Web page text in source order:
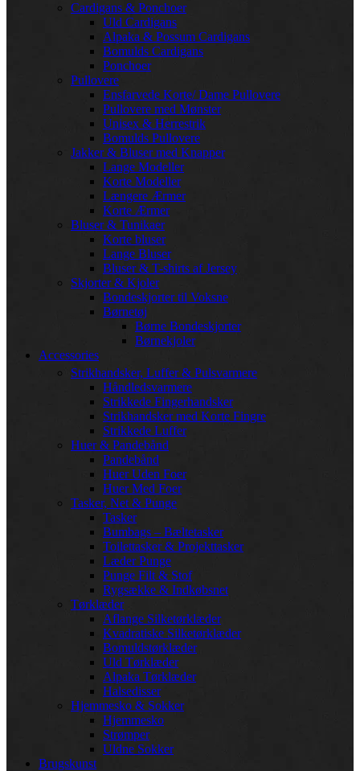
Cardigans & Ponchoer
Uld Cardigans
Alpaka & Possum Cardigans
Bomulds Cardigans
Ponchoer
Pullovere
Ensfarvede Korte/ Dame Pullovere
Pullovere med Mønster
Unisex & Herrestrik
Bomulds Pullovere
Jakker & Bluser med Knapper
Lange Modeller
Korte Modeller
Længere Ærmer
Korte Ærmer
Bluser & Tunikaer
Korte bluser
Lange Bluser
Bluser & T-shirts af Jersey
Skjorter & Kjoler
Bondeskjorter til Voksne
Børnetøj
Børne Bondeskjorter
Børnekjoler
Accessories
Strikhandsker, Luffer & Pulsvarmere
Håndledsvarmere
Strikkede Fingerhandsker
Strikhandsker med Korte Fingre
Strikkede Luffer
Huer & Pandebånd
Pandebånd
Huer Uden Foer
Huer Med Foer
Tasker, Net & Punge
Tasker
Bumbags – Bæltetasker
Toilettasker & Projekttasker
Læder Punge
Punge Filt & Stof
Rygsække & Indkøbsnet
Tørklæder
Aflange Silketørklæder
Kvadratiske Silketørklæder
Bomuldstørklæder
Uld Tørklæder
Alpaka Tørklæder
Halsedisser
Hjemmesko & Sokker
Hjemmesko
Strømper
Uldne Sokker
Brugskunst